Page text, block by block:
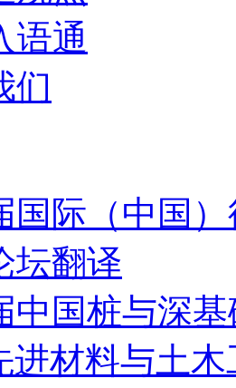
语通
们
国际（中国
坛翻译
中国桩与深
进材料与土